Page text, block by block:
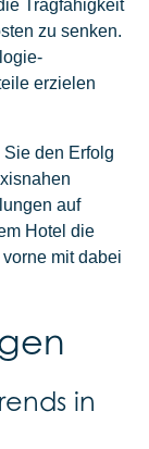
Tragfähigkeit
zu senken.
erzielen
den Erfolg
auf
Hotel die
mit dabei
in